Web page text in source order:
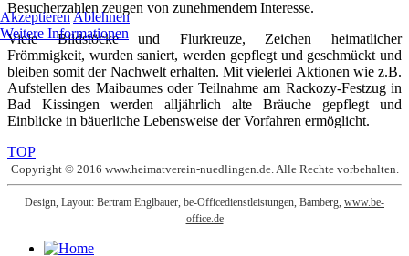
Besucherzahlen zeugen von zunehmendem Interesse.
Viele Bildstöcke und Flurkreuze, Zeichen heimatlicher
Frömmigkeit, wurden saniert, werden gepflegt und geschmückt und
bleiben somit der Nachwelt erhalten. Mit vielerlei Aktionen wie z.B.
Aufstellen des Maibaumes oder Teilnahme am Rackozy-Festzug in
Bad Kissingen werden alljährlich alte Bräuche gepflegt und
Einblicke in bäuerliche Lebensweise der Vorfahren ermöglicht.
TOP
Copyright © 2016 www.heimatverein-nuedlingen.de. Alle Rechte vorbehalten.
Design, Layout: Bertram Englbauer, be-Officedienstleistungen, Bamberg, www.be-
office.de
AkzeptierenAblehnen
Weitere Informationen